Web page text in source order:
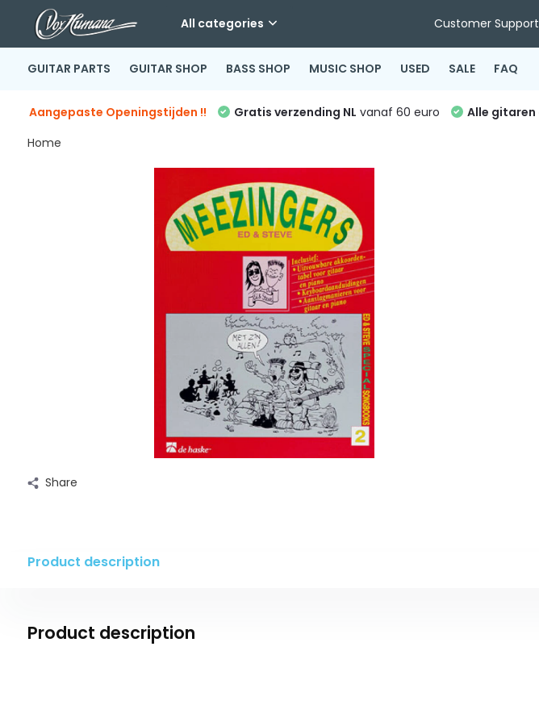
All categories Customer Support
GUITAR PARTS GUITAR SHOP BASS SHOP MUSIC SHOP USED SALE FAQ
Aangepaste Openingstijden !! Gratis verzending NL vanaf 60 euro Alle
Home
Share
Product description
Product description